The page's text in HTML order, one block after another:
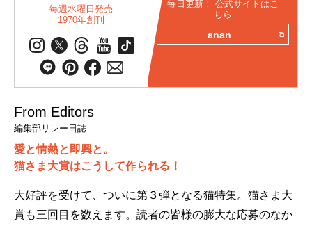
毎週水曜日発売
1970年創刊
毎日更新！ 公式サイトはこ
ちら
anan
From Editors
編集部リレー日誌
愛と情熱と即興と。
猫さま大賞はこうして作られる！
大好評を受けて、ついに第３弾となる猫特集。猫さま大
賞も三回目を数えます。読者の皆様の膨大な応募のなか